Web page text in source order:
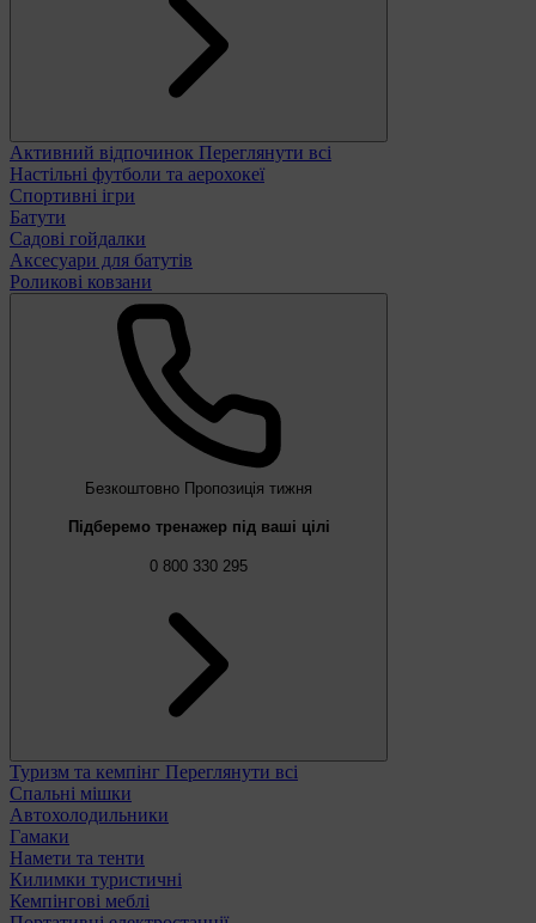
Активний відпочинок Переглянути всі
Настільні футболи та аерохокеї
Спортивні ігри
Батути
Садові гойдалки
Аксесуари для батутів
Роликові ковзани
Безкоштовно Пропозиція тижня
Підберемо тренажер під ваші цілі
0 800 330 295
Туризм та кемпінг Переглянути всі
Спальні мішки
Автохолодильники
Гамаки
Намети та тенти
Килимки туристичні
Кемпінгові меблі